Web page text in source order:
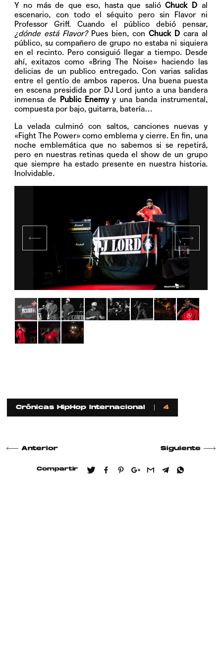
Y no más de que eso, hasta que salióChuck D al
escenario, con todo el séquito pero sin Flavor ni
Professor Griff. Cuando el público debió pensar,
¿dónde está Flavor?Pues bien, con Chuck Dcara al
público, su compañero de grupo no estaba ni siquiera
en el recinto. Pero consiguió llegar a tiempo. Desde
ahí, exitazos como «Bring The Noise» haciendo las
delicias de un publico entregado. Con varias salidas
entre el gentío de ambos raperos. Una buena puesta
en escena presidida por DJ Lord junto a una bandera
inmensa de Public Enemyy una banda instrumental,
compuesta por bajo, guitarra, batería…
La velada culminó con saltos, canciones nuevas y
«Fight The Power» como emblema y cierre. En fin, una
noche emblemática que no sabemos si se repetirá,
pero en nuestras retinas queda el show de un grupo
que siempre ha estado presente en nuestra historia.
Inolvidable.
Crónicas HipHop Internacional 4
Anterior Siguiente
Compartir